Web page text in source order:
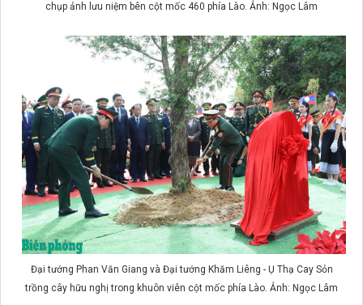
chụp ảnh lưu niệm bên cột mốc 460 phía Lào. Ảnh: Ngọc Lâm
Đại tướng Phan Văn Giang và Đại tướng Khăm Liêng - Ụ Thạ Cay Sỏn
trồng cây hữu nghị trong khuôn viên cột mốc phía Lào. Ảnh: Ngọc Lâm